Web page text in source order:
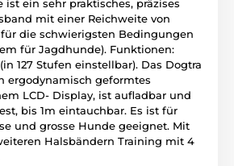
ist ein sehr praktisches, präzises
mit einer Reichweite von
die schwierigsten Bedingungen
für Jagdhunde). Funktionen:
127 Stufen einstellbar). Das Dogtra
ergodynamisch geformtes
LCD- Display, ist aufladbar und
bis 1m eintauchbar. Es ist für
und grosse Hunde geeignet. Mit
Halsbändern Training mit 4